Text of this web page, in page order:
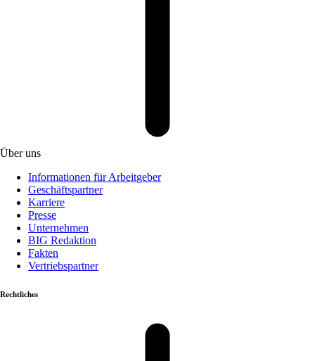
Über uns
Informationen für Arbeitgeber
Geschäftspartner
Karriere
Presse
Unternehmen
BIG Redaktion
Fakten
Vertriebspartner
Rechtliches